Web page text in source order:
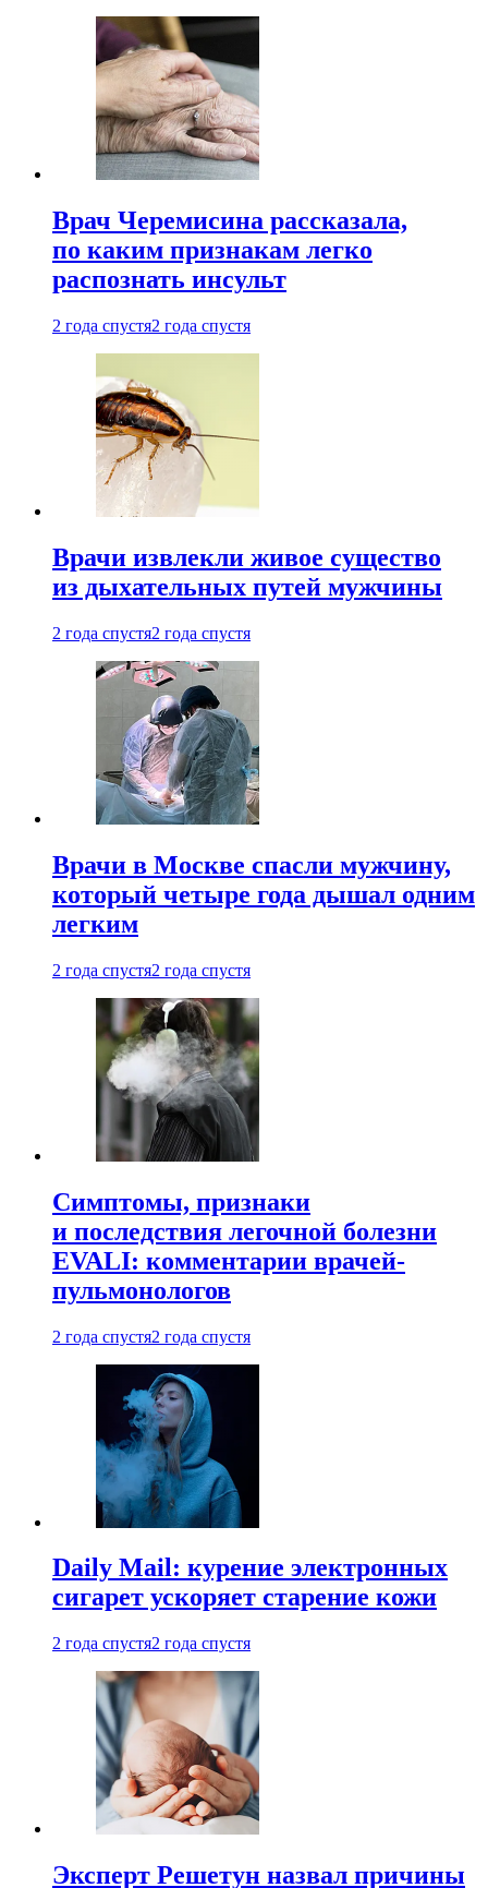
Врач Черемисина рассказала,
по каким признакам легко
распознать инсульт
2 года спустя2 года спустя
Врачи извлекли живое существо
из дыхательных путей мужчины
2 года спустя2 года спустя
Врачи в Москве спасли мужчину,
который четыре года дышал одним
легким
2 года спустя2 года спустя
Симптомы, признаки
и последствия легочной болезни
EVALI: комментарии врачей-
пульмонологов
2 года спустя2 года спустя
Daily Mail: курение электронных
сигарет ускоряет старение кожи
2 года спустя2 года спустя
Эксперт Решетун назвал причины